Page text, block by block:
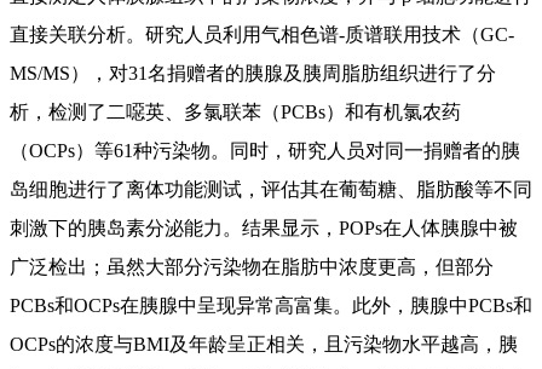
直接关联分析。研究人员利用气相色谱-质谱联用技术（GC-
MS/MS），对31名捐赠者的胰腺及胰周脂肪组织进行了分
析，检测了二噁英、多氯联苯（PCBs）和有机氯农药
（OCPs）等61种污染物。同时，研究人员对同一捐赠者的胰
岛细胞进行了离体功能测试，评估其在葡萄糖、脂肪酸等不同
刺激下的胰岛素分泌能力。结果显示，POPs在人体胰腺中被
广泛检出；虽然大部分污染物在脂肪中浓度更高，但部分
PCBs和OCPs在胰腺中呈现异常高富集。此外，胰腺中PCBs和
OCPs的浓度与BMI及年龄呈正相关，且污染物水平越高，胰